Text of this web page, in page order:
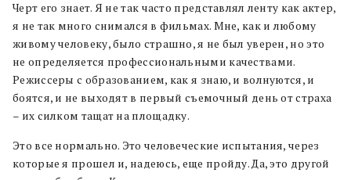
Черт его знает. Я не так часто представлял ленту как актер,
я не так много снимался в фильмах. Мне, как и любому
живому человеку, было страшно, я не был уверен, но это
не определяется профессиональными качествами.
Режиссеры с образованием, как я знаю, и волнуются, и
боятся, и не выходят в первый съемочный день от страха
– их силком тащат на площадку.
Это все нормально. Это человеческие испытания, через
которые я прошел и, надеюсь, еще пройду. Да, это другой